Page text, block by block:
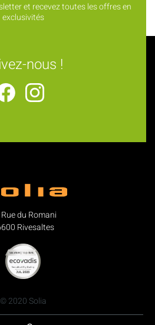
et recevez toutes les offres en
exclusivités
nous !
du Romani
Rivesaltes
© 2020 Solia